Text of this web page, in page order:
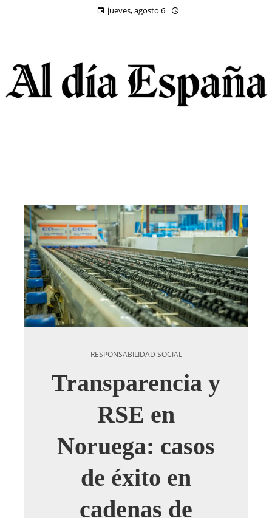
jueves, agosto 6
RESPONSABILIDAD SOCIAL
Transparencia y
RSE en
Noruega: casos
de éxito en
cadenas de